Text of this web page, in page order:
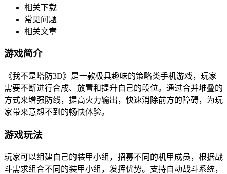
相关下载
常见问题
相关文章
游戏简介
《我不是塔防3D》是一款极具趣味的策略类手机游戏，玩家
需要不断进行合成、放置和提升自己的段位。通过合并堆叠的
方式来增强防线，提高火力输出，快速消除前方的障碍，为玩
家带来意想不到的畅快体验。
游戏玩法
玩家可以组建自己的装甲小组，招募不同的机甲成员，根据战
斗需求组合不同的装甲小组，发挥优势。支持自动战斗系统，